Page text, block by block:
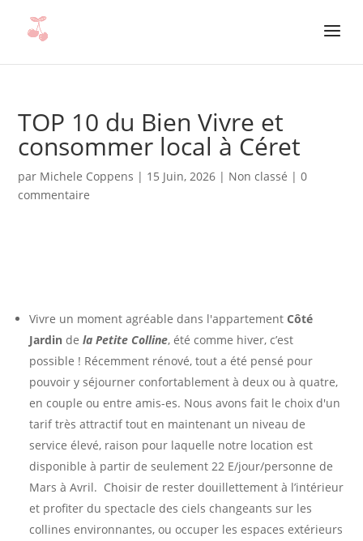
TOP 10 du Bien Vivre et
consommer local à Céret
par Michele Coppens | 15 Juin, 2026 | Non classé |0
commentaire
Vivre un moment agréable dans l'appartementCôté
Jardin dela Petite Colline, été comme hiver, c’est
possible ! Récemment rénové, tout a été pensé pour
pouvoir y séjourner confortablement à deux ou à quatre,
en couple ou entre amis-es. Nous avons fait le choix d'un
tarif très attractif tout en maintenant un niveau de
service élevé, raison pour laquelle notre location est
disponible à partir de seulement 22 E/jour/personne de
Mars à Avril. Choisir de rester douillettement à l’intérieur
et profiter du spectacle des ciels changeants sur les
collines environnantes, ou occuper les espaces extérieurs